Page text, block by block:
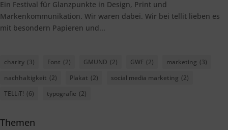
Ein Festival für Glanzpunkte in Design, Print und
Markenkommunikation. Wir waren dabei. Wir bei tellit lieben es
mit besondern Papieren und...
charity (3) Font (2) GMUND (2) GWF (2) marketing (3)
nachhaltigkeit (2) Plakat (2) social media marketing (2)
TELLiT! (6) typografie (2)
Themen